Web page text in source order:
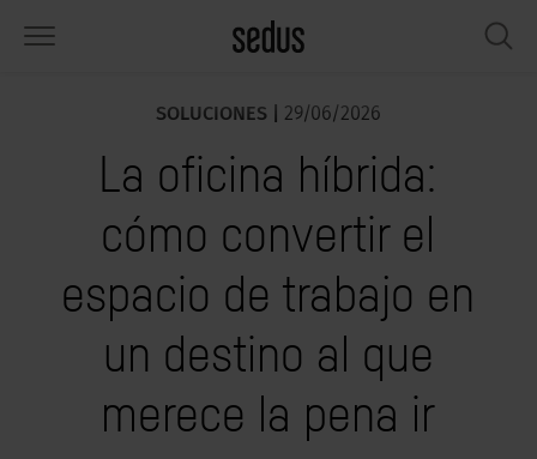
y acústica
de tendencias «Sedus
de trabajo
en Sedus
y bienestar
sociales
y hechos
& Events
SOLUCIONES | 29/06/2026
La oficina híbrida:
cómo convertir el
espacio de trabajo en
un destino al que
merece la pena ir